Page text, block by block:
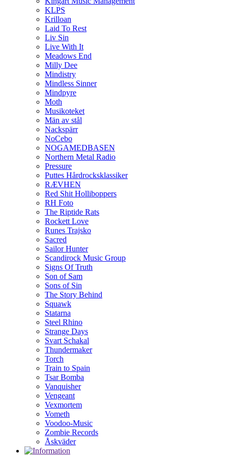
KLPS
Krilloan
Laid To Rest
Liv Sin
Live With It
Meadows End
Milly Dee
Mindistry
Mindless Sinner
Mindpyre
Moth
Musikoteket
Män av stål
Nackspärr
NoCebo
NOGAMEDBASEN
Northern Metal Radio
Pressure
Puttes Hårdrocksklassiker
RÆVHEN
Red Shit Holliboppers
RH Foto
The Riptide Rats
Rockett Love
Runes Trajsko
Sacred
Sailor Hunter
Scandirock Music Group
Signs Of Truth
Son of Sam
Sons of Sin
The Story Behind
Squawk
Statarna
Steel Rhino
Strange Days
Svart Schakal
Thundermaker
Torch
Train to Spain
Tsar Bomba
Vanquisher
Vengeant
Vexmortem
Vometh
Voodoo-Music
Zombie Records
Åskväder